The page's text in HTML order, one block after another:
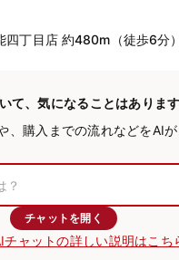
四丁目店 約480m（徒歩6分）
て、気になることはありま
、購入までの流れなどをAI
チャットを開く
チャットの詳しい説明はこち